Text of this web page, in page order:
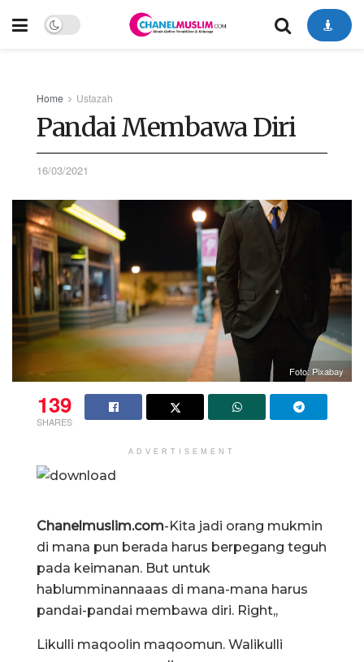
Home Ustazah
Pandai Membawa Diri
16/03/2021
Foto: Pixabay
139
SHARES
ADVERTISEMENT
Chanelmuslim.com-Kita jadi orang mukmin
di mana pun berada harus berpegang teguh
pada keimanan. But untuk
hablumminannaaas di mana-mana harus
pandai-pandai membawa diri. Right,,
Likulli maqoolin maqoomun. Walikulli